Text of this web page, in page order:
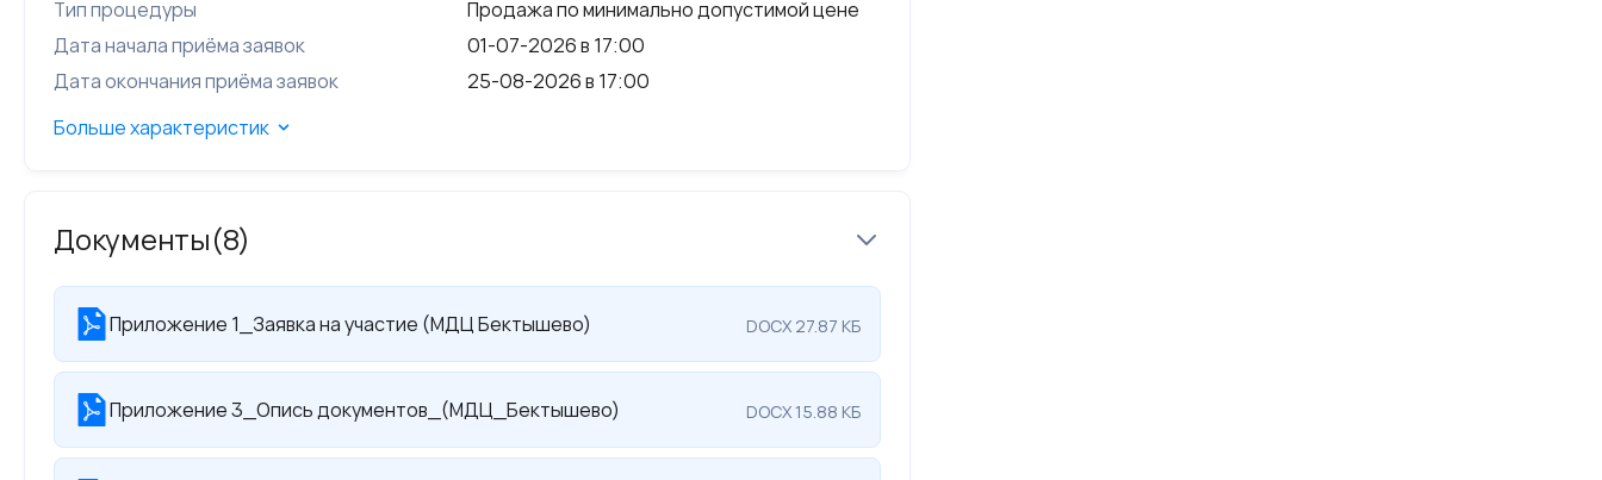
Тип процедуры
Продажа по минимально допустимой цене
Дата начала приёма заявок
01-07-2026 в 17:00
Дата окончания приёма заявок
25-08-2026 в 17:00
Больше характеристик
Документы(8)
Приложение 1_Заявка на участие (МДЦ Бектышево) DOCX 27.87 КБ
Приложение 3_Опись документов_(МДЦ_Бектышево) DOCX 15.88 КБ